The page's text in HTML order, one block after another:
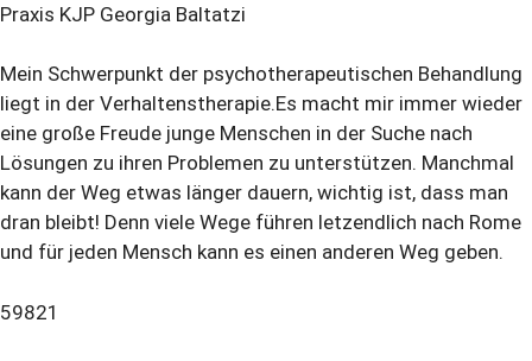
Praxis KJP Georgia Baltatzi
Mein Schwerpunkt der psychotherapeutischen Behandlung
liegt in der Verhaltenstherapie.Es macht mir immer wieder
eine große Freude junge Menschen in der Suche nach
Lösungen zu ihren Problemen zu unterstützen. Manchmal
kann der Weg etwas länger dauern, wichtig ist, dass man
dran bleibt! Denn viele Wege führen letzendlich nach Rome
und für jeden Mensch kann es einen anderen Weg geben.
59821